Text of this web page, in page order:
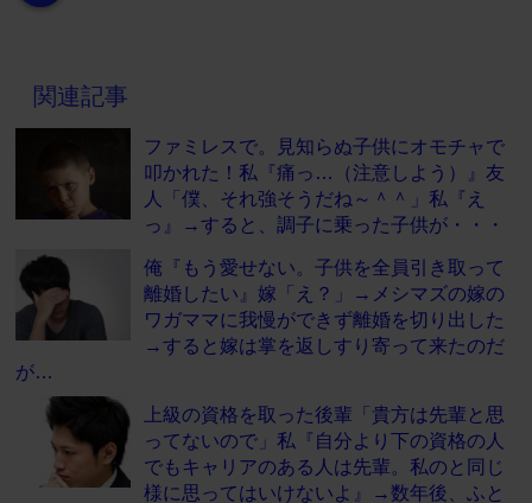
関連記事
ファミレスで。見知らぬ子供にオモチャで
叩かれた！私『痛っ…（注意しよう）』友
人「僕、それ強そうだね～＾＾」私『え
っ』→すると、調子に乗った子供が・・・
俺『もう愛せない。子供を全員引き取って
離婚したい』嫁「え？」→メシマズの嫁の
ワガママに我慢ができず離婚を切り出した
→すると嫁は掌を返しすり寄って来たのだ
が…
上級の資格を取った後輩「貴方は先輩と思
ってないので」私『自分より下の資格の人
でもキャリアのある人は先輩。私のと同じ
様に思ってはいけないよ』→数年後、ふと